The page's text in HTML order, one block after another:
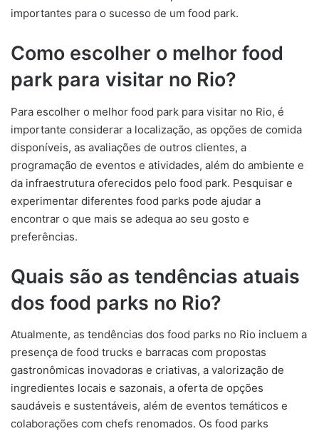
importantes para o sucesso de um food park.
Como escolher o melhor food
park para visitar no Rio?
Para escolher o melhor food park para visitar no Rio, é
importante considerar a localização, as opções de comida
disponíveis, as avaliações de outros clientes, a
programação de eventos e atividades, além do ambiente e
da infraestrutura oferecidos pelo food park. Pesquisar e
experimentar diferentes food parks pode ajudar a
encontrar o que mais se adequa ao seu gosto e
preferências.
Quais são as tendências atuais
dos food parks no Rio?
Atualmente, as tendências dos food parks no Rio incluem a
presença de food trucks e barracas com propostas
gastronômicas inovadoras e criativas, a valorização de
ingredientes locais e sazonais, a oferta de opções
saudáveis e sustentáveis, além de eventos temáticos e
colaborações com chefs renomados. Os food parks